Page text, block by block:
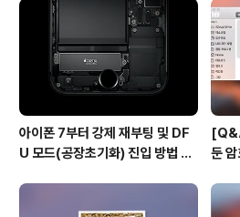
아이폰 7부터 강제 재부팅 및 DF
U 모드(공장초기화) 진입 방법 변
둔